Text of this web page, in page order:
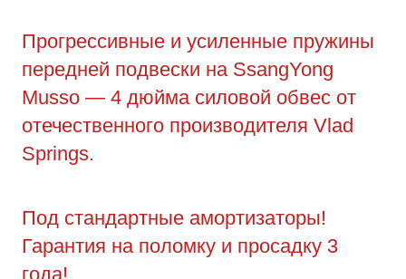
Прогрессивные и усиленные пружины
передней подвески на SsangYong
Musso — 4 дюйма силовой обвес от
отечественного производителя Vlad
Springs.
Под стандартные амортизаторы!
Гарантия на поломку и просадку 3
года!